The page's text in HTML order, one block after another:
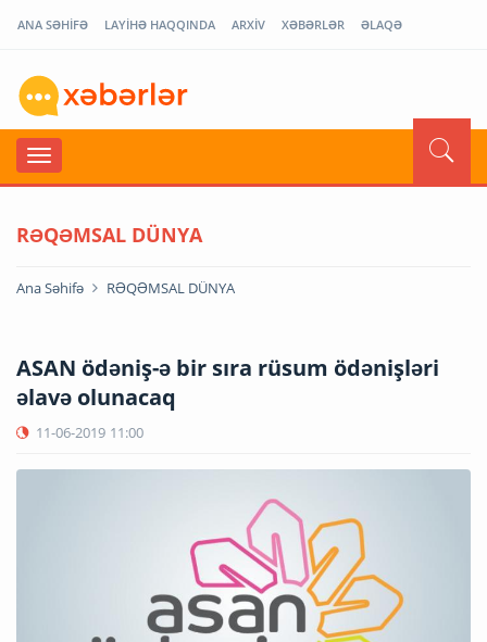
ANA SƏHİFƏ LAYİHƏ HAQQINDA ARXİV XƏBƏRLƏR ƏLAQƏ
RƏQƏMSAL DÜNYA
Ana Səhifə RƏQƏMSAL DÜNYA
ASAN ödəniş-ə bir sıra rüsum ödənişləri
əlavə olunacaq
11-06-2019 11:00